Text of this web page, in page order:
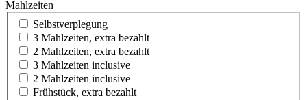
Mahlzeiten
Selbstverplegung
3 Mahlzeiten, extra bezahlt
2 Mahlzeiten, extra bezahlt
3 Mahlzeiten inclusive
2 Mahlzeiten inclusive
Frühstück, extra bezahlt